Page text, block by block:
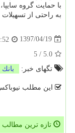
با حمایت گروه
به راحتی از
1397/04/19
5.0
/
5
تگهای خبر:
بانك
این مطلب
تازه ترین